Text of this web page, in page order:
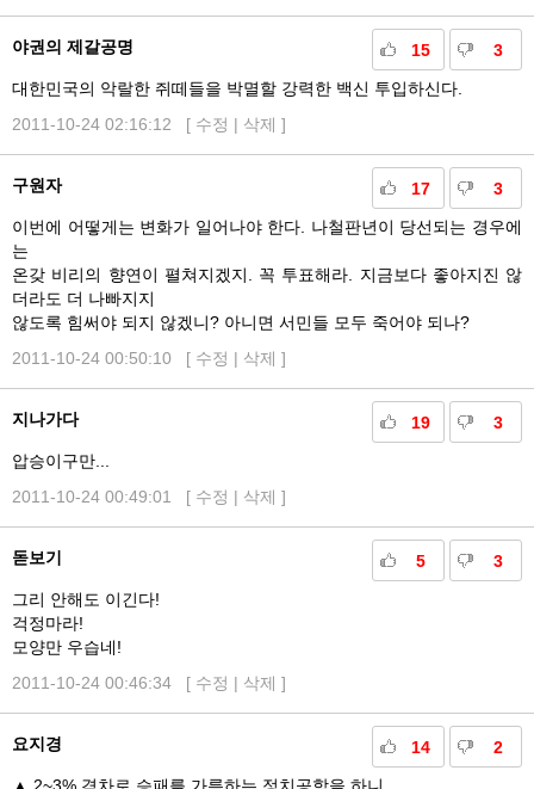
15 3
야권의 제갈공명
대한민국의 악랄한 쥐떼들을 박멸할 강력한 백신 투입하신다.
2011-10-24 02:16:12 [ 수정 | 삭제 ]
17 3
구원자
이번에 어떻게는 변화가 일어나야 한다. 나철판년이 당선되는 경우에
는
온갖 비리의 향연이 펼쳐지겠지. 꼭 투표해라. 지금보다 좋아지진 않
더라도 더 나빠지지
않도록 힘써야 되지 않겠니? 아니면 서민들 모두 죽어야 되나?
2011-10-24 00:50:10 [ 수정 | 삭제 ]
19 3
지나가다
압승이구만...
2011-10-24 00:49:01 [ 수정 | 삭제 ]
5 3
돋보기
그리 안해도 이긴다!
걱정마라!
모양만 우습네!
2011-10-24 00:46:34 [ 수정 | 삭제 ]
14 2
요지경